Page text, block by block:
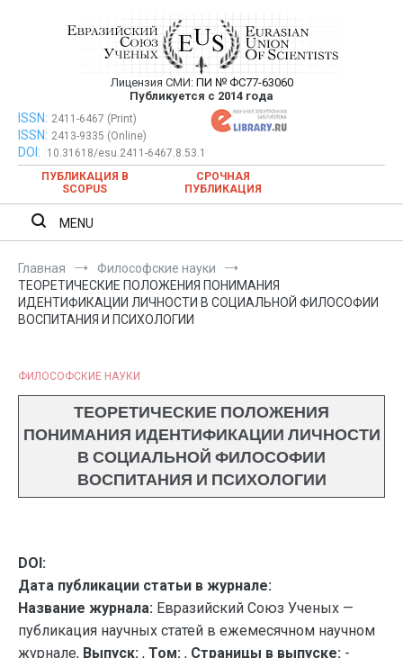
Евразийский Союз Ученых —
публикация научных статей в
ежемесячном научном журнале
Лицензия СМИ: ПИ № ФС77-63060
Публикуется с 2014 года
Евразийский Союз Ученых — публикация научных статей в
ежемесячном научном журнале
ISSN: 2411-6467 (Print)
ISSN: 2413-9335 (Online)
DOI:
10.31618/esu.2411-6467.8.53.1
ПУБЛИКАЦИЯ В
SCOPUS
СРОЧНАЯ
ПУБЛИКАЦИЯ
MENU
Главная
Философские науки
ТЕОРЕТИЧЕСКИЕ ПОЛОЖЕНИЯ ПОНИМАНИЯ
ИДЕНТИФИКАЦИИ ЛИЧНОСТИ В СОЦИАЛЬНОЙ ФИЛОСОФИИ
ВОСПИТАНИЯ И ПСИХОЛОГИИ
ФИЛОСОФСКИЕ НАУКИ
ТЕОРЕТИЧЕСКИЕ ПОЛОЖЕНИЯ
ПОНИМАНИЯ ИДЕНТИФИКАЦИИ ЛИЧНОСТИ
В СОЦИАЛЬНОЙ ФИЛОСОФИИ
ВОСПИТАНИЯ И ПСИХОЛОГИИ
DOI:
Дата публикации статьи в журнале:
Название журнала: Евразийский Союз Ученых —
публикация научных статей в ежемесячном научном
журнале, Выпуск: , Том: , Страницы в выпуске: -